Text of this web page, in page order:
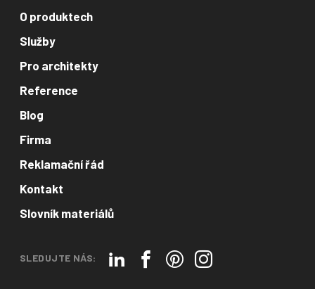
O produktech
Služby
Pro architekty
Reference
Blog
Firma
Reklamační řád
Kontakt
Slovník materiálů
SLEDUJTE NÁS: